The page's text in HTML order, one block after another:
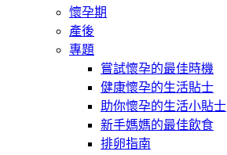
懷孕期
產後
專題
嘗試懷孕的最佳時機
健康懷孕的生活貼士
助你懷孕的生活小貼士
新手媽媽的最佳飲食
排卵指南